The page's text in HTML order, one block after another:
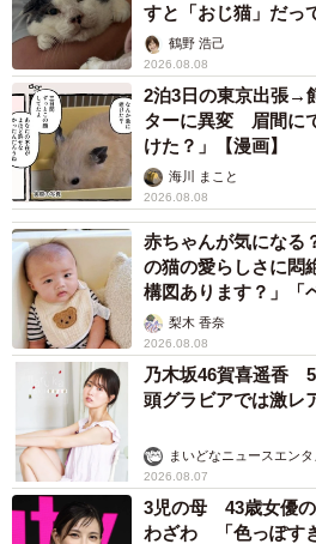
すと「おじ猫」だっ
鶴野 浩己
2026.08.08
2泊3日の東京出張→
ターに異変 眉間に
けた？」【漫画】
海川 まこと
2026.08.08
赤ちゃんが気になる
の猫の愛らしさに
構図あります？」「
梨木 香奈
2026.08.08
乃木坂46賀喜遥香
頭グラビアでは激レ
まいどなニュースエン
2026.08.07
3児の母 43歳女優
わざわ 「色っぽす